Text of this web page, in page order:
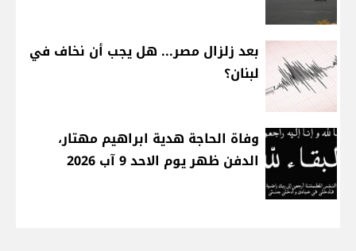
بعد زلزال مصر... هل يجب أن نخاف في
لبنان؟
وفاة الحاجة هدية ابراهيم مهتار،
الدفن ظهر يوم الاحد 9 آب 2026